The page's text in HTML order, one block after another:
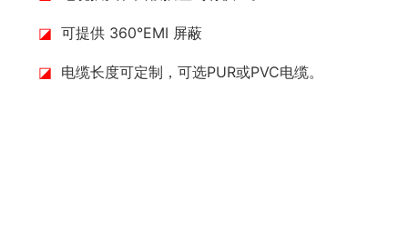
◪ 可提供 360°EMI 屏蔽
◪ 电缆长度可定制，可选PUR或PVC电缆。